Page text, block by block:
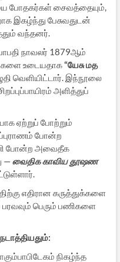
போதகர்கள் சைவத்தையும்,
இகழ்ந்து பேசுவதுடன்
வந்தனர்.
நாவலர் 1879ஆம்
உடையதாக“யேசு மத
வெளியிட்டார். இந்நூலை
அளித்துப்
ஏற்றுப் போற்றும்
போன்ற
போன்ற அவைதீக
—வைதிக காவிய தூஷண
எதிரான கருத்துக்களை
பெரும் பணிகளை
நடாத்தியதும்:
நிகழ்ந்த